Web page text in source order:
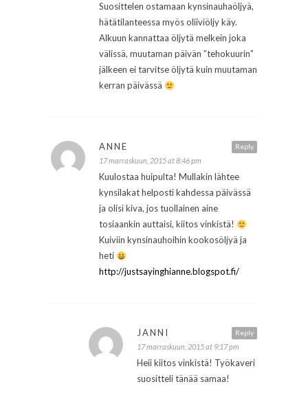
Suosittelen ostamaan kynsinauhaöljyä,
hätätilanteessa myös oliiviöljy käy.
Alkuun kannattaa öljytä melkein joka
välissä, muutaman päivän ”tehokuurin”
jälkeen ei tarvitse öljytä kuin muutaman
kerran päivässä
Reply
ANNE
17 marraskuun, 2015 at 8:46 pm
Kuulostaa huipulta! Mullakin lähtee
kynsilakat helposti kahdessa päivässä
ja olisi kiva, jos tuollainen aine
tosiaankin auttaisi, kiitos vinkistä!
Kuiviin kynsinauhoihin kookosöljyä ja
heti
http://justsayinghianne.blogspot.fi/
Reply
JANNI
17 marraskuun, 2015 at 9:17 pm
Heii kiitos vinkistä! Työkaveri
suositteli tänää samaa!